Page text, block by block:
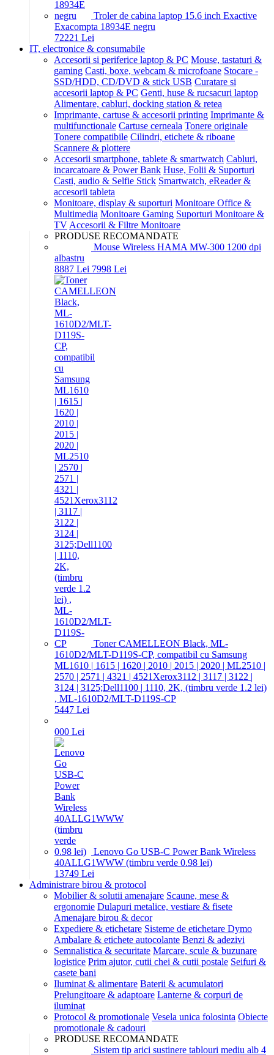
Troler de cabina laptop 15.6 inch Exactive
Exacompta 18934E negru
72221 Lei
IT, electronice & consumabile
Accesorii si periferice laptop & PC Mouse, tastaturi &
gaming Casti, boxe, webcam & microfoane Stocare -
SSD/HDD, CD/DVD & stick USB Curatare si
accesorii laptop & PC Genti, huse & rucsacuri laptop
Alimentare, cabluri, docking station & retea
Imprimante, cartuse & accesorii printing Imprimante &
multifunctionale Cartuse cerneala Tonere originale
Tonere compatibile Cilindri, etichete & riboane
Scannere & plottere
Accesorii smartphone, tablete & smartwatch Cabluri,
incarcatoare & Power Bank Huse, Folii & Suporturi
Casti, audio & Selfie Stick Smartwatch, eReader &
accesorii tableta
Monitoare, display & suporturi Monitoare Office &
Multimedia Monitoare Gaming Suporturi Monitoare &
TV Accesorii & Filtre Monitoare
PRODUSE RECOMANDATE
Mouse Wireless HAMA MW-300 1200 dpi
albastru
8887 Lei 7998 Lei
Toner CAMELLEON Black, ML-
1610D2/MLT-D119S-CP, compatibil cu Samsung
ML1610 | 1615 | 1620 | 2010 | 2015 | 2020 | ML2510 |
2570 | 2571 | 4321 | 4521Xerox3112 | 3117 | 3122 |
3124 | 3125;Dell1100 | 1110, 2K, (timbru verde 1.2 lei)
, ML-1610D2/MLT-D119S-CP
5447 Lei
000 Lei
Lenovo Go USB-C Power Bank Wireless
40ALLG1WWW (timbru verde 0.98 lei)
13749 Lei
Administrare birou & protocol
Mobilier & solutii amenajare Scaune, mese &
ergonomie Dulapuri metalice, vestiare & fisete
Amenajare birou & decor
Expediere & etichetare Sisteme de etichetare Dymo
Ambalare & etichete autocolante Benzi & adezivi
Semnalistica & securitate Marcare, scule & buzunare
logistice Prim ajutor, cutii chei & cutii postale Seifuri &
casete bani
Iluminat & alimentare Baterii & acumulatori
Prelungitoare & adaptoare Lanterne & corpuri de
iluminat
Protocol & promotionale Vesela unica folosinta Obiecte
promotionale & cadouri
PRODUSE RECOMANDATE
Sistem tip arici sustinere tablouri mediu alb 4